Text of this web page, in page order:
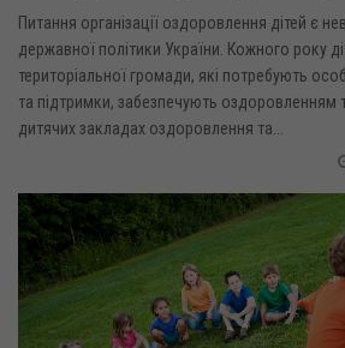
Питання організації оздоровлення дітей є
державної політики України. Кожного року
територіальної громади, які потребують
та підтримки, забезпечують оздоровленням
дитячих закладах оздоровлення та...